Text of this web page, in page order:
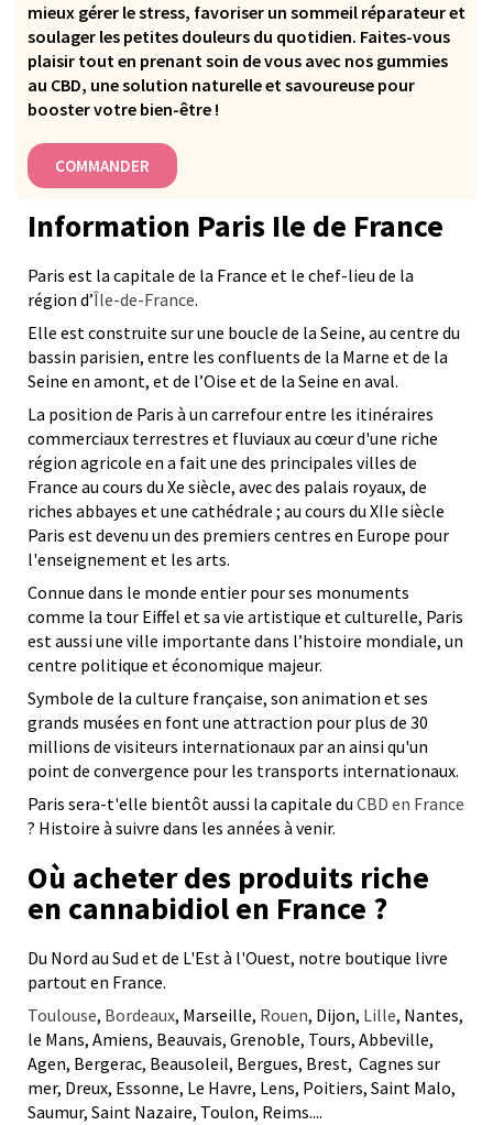
mieux gérer le stress, favoriser un sommeil réparateur et
soulager les petites douleurs du quotidien. Faites-vous
plaisir tout en prenant soin de vous avec nos gummies
au CBD, une solution naturelle et savoureuse pour
booster votre bien-être !
COMMANDER
Information Paris Ile de France
Paris est la capitale de la France et le chef-lieu de la
région d’Île-de-France.
Elle est construite sur une boucle de la Seine, au centre du
bassin parisien, entre les confluents de la Marne et de la
Seine en amont, et de l’Oise et de la Seine en aval.
La position de Paris à un carrefour entre les itinéraires
commerciaux terrestres et fluviaux au cœur d'une riche
région agricole en a fait une des principales villes de
France au cours du Xe siècle, avec des palais royaux, de
riches abbayes et une cathédrale ; au cours du XIIe siècle
Paris est devenu un des premiers centres en Europe pour
l'enseignement et les arts.
Connue dans le monde entier pour ses monuments
comme la tour Eiffel et sa vie artistique et culturelle, Paris
est aussi une ville importante dans l’histoire mondiale, un
centre politique et économique majeur.
Symbole de la culture française, son animation et ses
grands musées en font une attraction pour plus de 30
millions de visiteurs internationaux par an ainsi qu'un
point de convergence pour les transports internationaux.
Paris sera-t'elle bientôt aussi la capitale du CBD en France
? Histoire à suivre dans les années à venir.
Où acheter des produits riche
en cannabidiol en France ?
Du Nord au Sud et de L'Est à l'Ouest, notre boutique livre
partout en France.
Toulouse, Bordeaux, Marseille, Rouen, Dijon, Lille, Nantes,
le Mans, Amiens, Beauvais, Grenoble, Tours, Abbeville,
Agen, Bergerac, Beausoleil, Bergues, Brest, Cagnes sur
mer, Dreux, Essonne, Le Havre, Lens, Poitiers, Saint Malo,
Saumur, Saint Nazaire, Toulon, Reims....